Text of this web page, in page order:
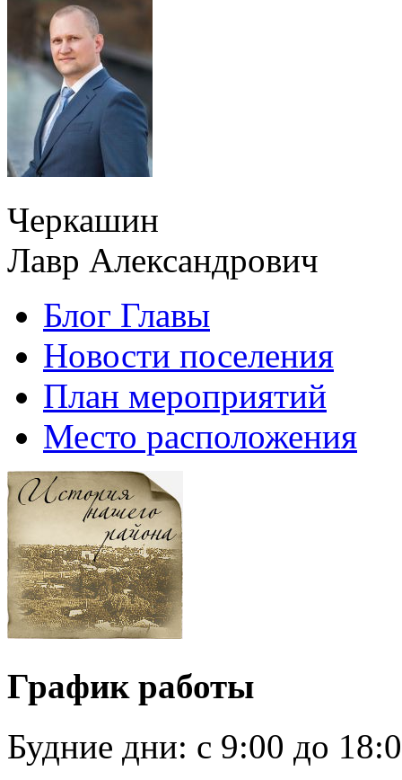
Черкашин
Лавр Александрович
Блог Главы
Новости поселения
План мероприятий
Место расположения
График работы
Будние дни: c 9:00 до